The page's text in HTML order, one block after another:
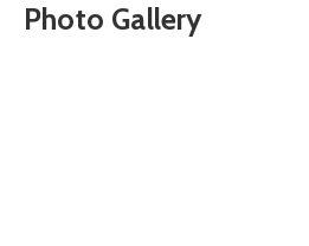
Photo Gallery